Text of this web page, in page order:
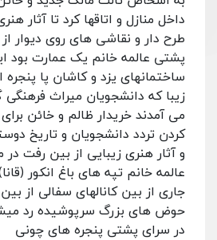
داخل منازل و اتاقها کرد تا آثار
طرح دار و نقاشی های روی دیوار
پشتی عالمه خانم یک عمارت بود
ساختمانهای یزد و کاشان پا
زیبا که دانشجویان میراث فرهنگی
می آمدند خریدار ظالم و خائن
کردن تردد دانشجویان و تاریخ
و آثار هنری زیبایی از بین رفت
عالمه خانم تپه های باغ انکور
جاری از بین کانالهای سفالی از
حوض های بزرگ سرپوشیده رد
در سرای پشتی پنجره های چونی